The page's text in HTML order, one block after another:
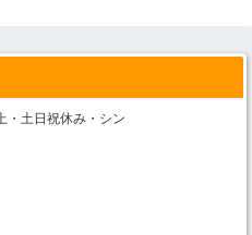
土日祝休み・シン